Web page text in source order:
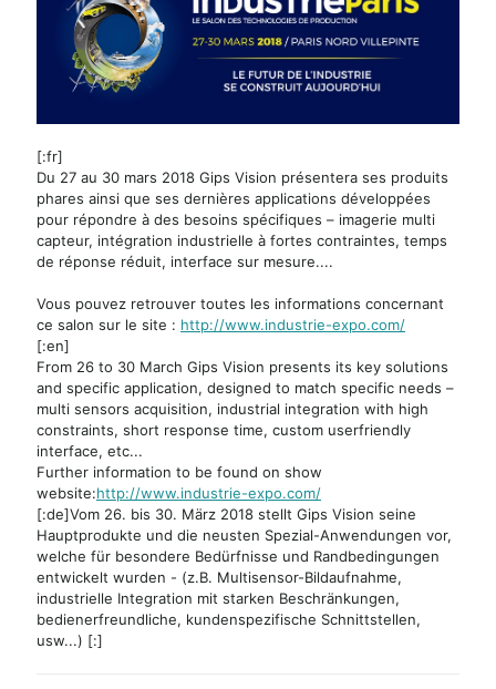
[:fr]
Du 27 au 30 mars 2018 Gips Vision présentera ses produits
phares ainsi que ses dernières applications développées
pour répondre à des besoins spécifiques – imagerie multi
capteur, intégration industrielle à fortes contraintes, temps
de réponse réduit, interface sur mesure....
Vous pouvez retrouver toutes les informations concernant
ce salon sur le site : http://www.industrie-expo.com/
[:en]
From 26 to 30 March Gips Vision presents its key solutions
and specific application, designed to match specific needs –
multi sensors acquisition, industrial integration with high
constraints, short response time, custom userfriendly
interface, etc...
Further information to be found on show
website:http://www.industrie-expo.com/
[:de]Vom 26. bis 30. März 2018 stellt Gips Vision seine
Hauptprodukte und die neusten Spezial-Anwendungen vor,
welche für besondere Bedürfnisse und Randbedingungen
entwickelt wurden - (z.B. Multisensor-Bildaufnahme,
industrielle Integration mit starken Beschränkungen,
bedienerfreundliche, kundenspezifische Schnittstellen,
usw...) [:]